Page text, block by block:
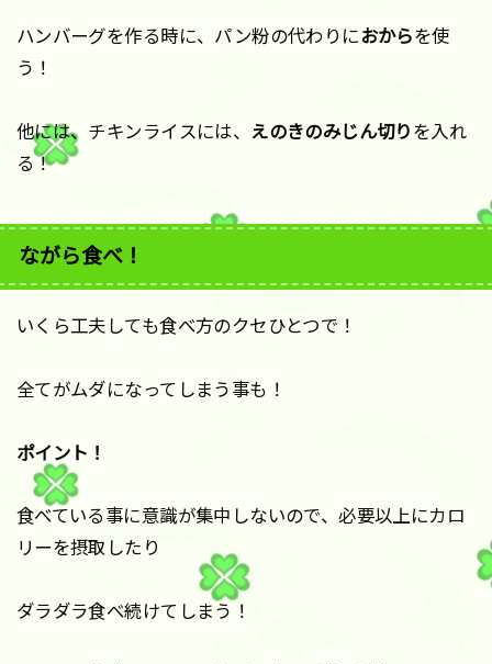
ハンバーグを作る時に、パン粉の代わりにおからを使
う！
他には、チキンライスには、 えのきのみじん切り を入れ
る！
ながら食べ！
いくら工夫しても食べ方のクセひとつで！
全てがムダになってしまう事も！
ポイント！
食べている事に意識が集中しないので、必要以上にカロ
リーを摂取したり
ダラダラ食べ続けてしまう！